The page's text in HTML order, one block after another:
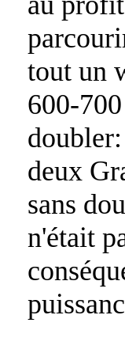
tout un
600-
deux
sans
n'était